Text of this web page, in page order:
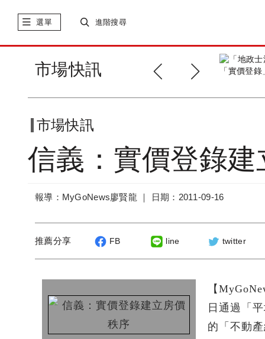
選單 進階搜尋
市場快訊
百戶平價宅免競標 總價
40~600萬
市場快訊
信義：實價登錄
報導：MyGoNews廖賢龍 ｜ 日期：2011-09-16
推薦分享 FB line twitter
【
日通過「
的「不動